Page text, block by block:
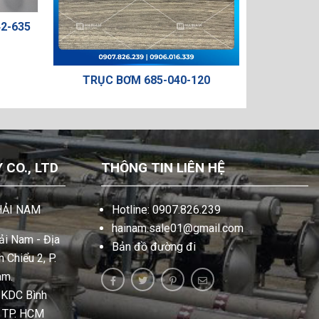
TRỤC BƠM 685-040-120
CO., LTD
NAM
Nam - Địa
Chiểu 2, P.
Bình
HCM
THÔNG TIN LIÊN HỆ
Hotline: 0907.826.239
hainam.sale01@gmail.com
Bản đồ đường đi